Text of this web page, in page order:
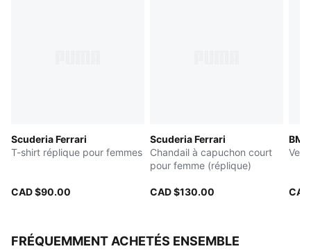
Scuderia Ferrari
T-shirt réplique pour femmes
CAD $90.00
Scuderia Ferrari
Chandail à capuchon court
pour femme (réplique)
CAD $130.00
FRÉQUEMMENT ACHETÉS ENSEMBLE